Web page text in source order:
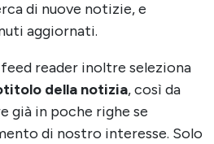
di nuove notizie, e
aggiornati.
reader inoltre seleziona
della notizia, così da
già in poche righe se
di nostro interesse. Solo